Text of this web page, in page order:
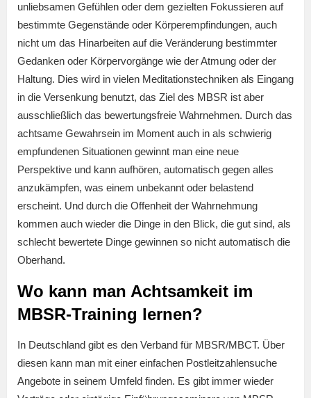
unliebsamen Gefühlen oder dem gezielten Fokussieren auf
bestimmte Gegenstände oder Körperempfindungen, auch
nicht um das Hinarbeiten auf die Veränderung bestimmter
Gedanken oder Körpervorgänge wie der Atmung oder der
Haltung. Dies wird in vielen Meditationstechniken als Eingang
in die Versenkung benutzt, das Ziel des MBSR ist aber
ausschließlich das bewertungsfreie Wahrnehmen. Durch das
achtsame Gewahrsein im Moment auch in als schwierig
empfundenen Situationen gewinnt man eine neue
Perspektive und kann aufhören, automatisch gegen alles
anzukämpfen, was einem unbekannt oder belastend
erscheint. Und durch die Offenheit der Wahrnehmung
kommen auch wieder die Dinge in den Blick, die gut sind, als
schlecht bewertete Dinge gewinnen so nicht automatisch die
Oberhand.
Wo kann man Achtsamkeit im
MBSR-Training lernen?
In Deutschland gibt es den Verband für MBSR/MBCT. Über
diesen kann man mit einer einfachen Postleitzahlensuche
Angebote in seinem Umfeld finden. Es gibt immer wieder